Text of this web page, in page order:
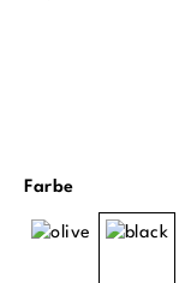
Farbeauswählen